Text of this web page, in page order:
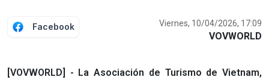
Facebook Viernes, 10/04/2026, 17:09
VOVWORLD
[VOVWORLD] - La Asociación de Turismo de Vietnam,